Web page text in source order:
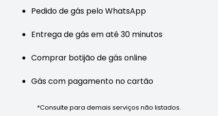
Pedido de gás pelo WhatsApp
Entrega de gás em até 30 minutos
Comprar botijão de gás online
Gás com pagamento no cartão
*Consulte para demais serviços não listados.